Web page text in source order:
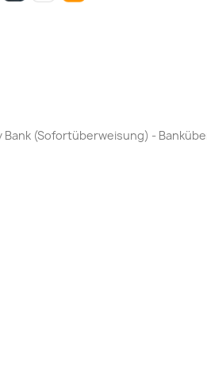
Bank (Sofortüberweisung) -